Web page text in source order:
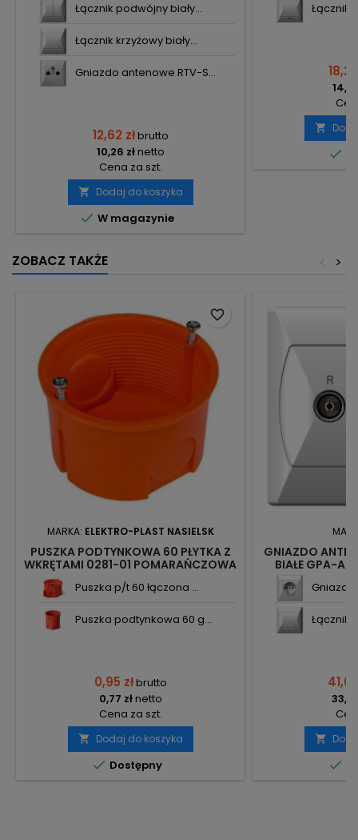
Łącznik podwójny biały...
Łącznik krzyżowy biały...
Gniazdo antenowe RTV-S...
12,62 złbrutto
10,26 złnetto
Cena za szt.
 Dodaj do koszyka
 W magazynie
Łącznik


ZOBACZ TAKŻE >
<
MARKA: ELEKTRO-PLAST NASIELSK
PUSZKA PODTYNKOWA 60 PŁYTKA Z
WKRĘTAMI 0281-01 POMARAŃCZOWA
PK-60 PRO ELEKTRO-PLAST
Puszka p/t 60 łączona ...
Puszka podtynkowa 60 g...
0,95 złbrutto
0,77 złnetto
Cena za szt.
 Dodaj do koszyka
 Dostępny
favorite_border
GNIAZDO
BIAŁE GPA-
Łącznik

